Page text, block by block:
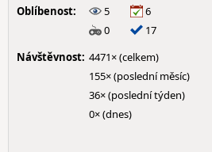
Oblíbenost:
5
6
0
17
Návštěvnost: 4471× (celkem)
155× (poslední měsíc)
36× (poslední týden)
0× (dnes)